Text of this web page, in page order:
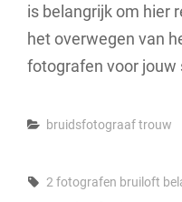
is belangrijk om hier
het overwegen van
fotografen voor jouw
Categories
bruidsfotograaftrouw
Tags,
2 fotografen bruiloft